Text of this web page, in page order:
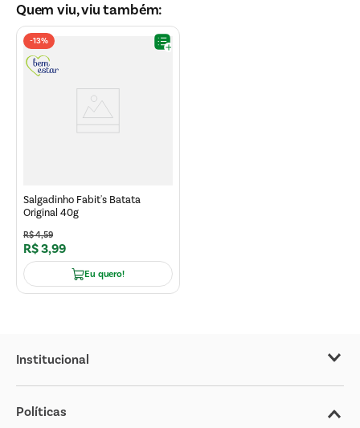
Quem viu, viu também:
-13%
Salgadinho Fabit's Batata
Original 40g
R$4,59
R$3,99
Eu quero!
Institucional
Sobre o Covabra
Nossas Lojas
Políticas